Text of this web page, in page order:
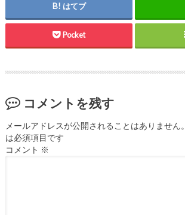
はてブ
Pocket
コメントを残す
メールアドレスが公開されることはありません。
は必須項目です
コメント ※